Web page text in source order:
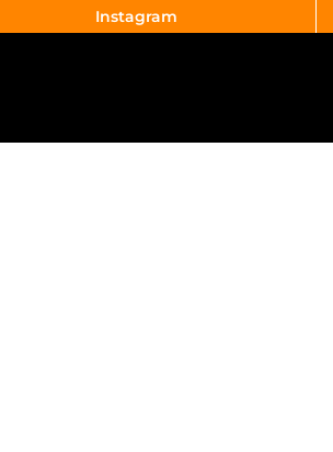
Instagram